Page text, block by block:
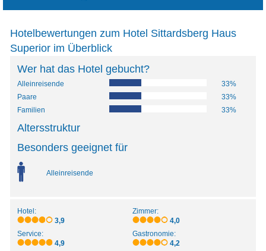
Hotelbewertungen zum Hotel Sittardsberg Haus
Superior im Überblick
Wer hat das Hotel gebucht?
Alleinreisende
33%
Paare
33%
Familien
33%
Altersstruktur
Besonders geeignet für
Alleinreisende
Hotel:
3,9
Zimmer:
4,0
Service:
4,9
Gastronomie:
4,2